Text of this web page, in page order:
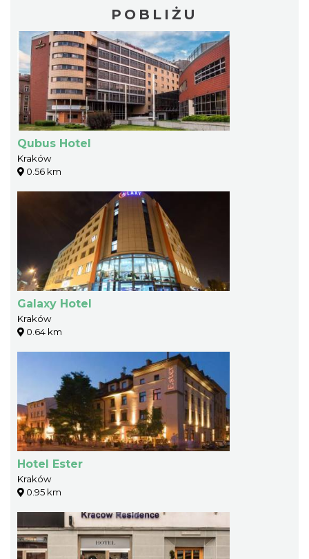
POBLIŻU
Qubus Hotel
Kraków
0.56 km
Galaxy Hotel
Kraków
0.64 km
Hotel Ester
Kraków
0.95 km